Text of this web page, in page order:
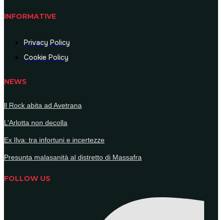
INFORMATIVE
Privacy Policy
Cookie Policy
NEWS
ll Rock abita ad Avetrana
L’Arlotta non decolla
Ex Ilva: tra infortuni e incertezze
Presunta malasanità al distretto di Massafra
FOLLOW US